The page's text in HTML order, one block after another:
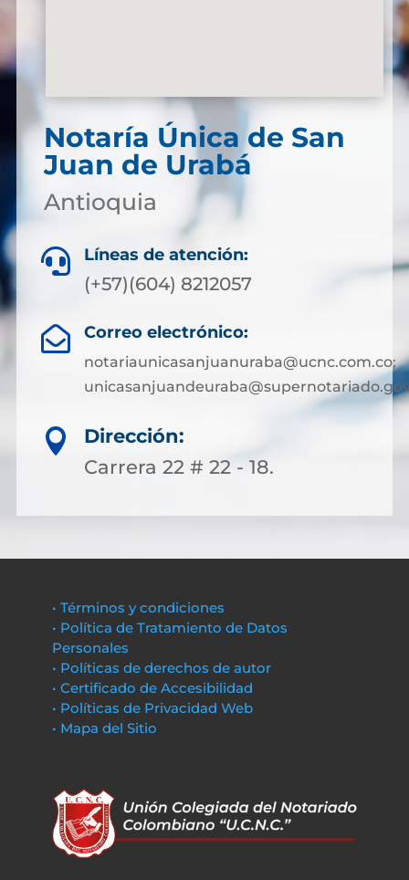
Notaría Única de San
Juan de Urabá
Antioquia
 Líneas de atención:
(+57)(604) 8212057
 Correo electrónico:
notariaunicasanjuanuraba@ucnc.com.co;

Dirección:
Carrera 22 # 22 - 18.
• Términos y condiciones
• Política de Tratamiento de Datos
Personales
• Políticas de derechos de autor
• Certificado de Accesibilidad
• Políticas de Privacidad Web
• Mapa del Sitio